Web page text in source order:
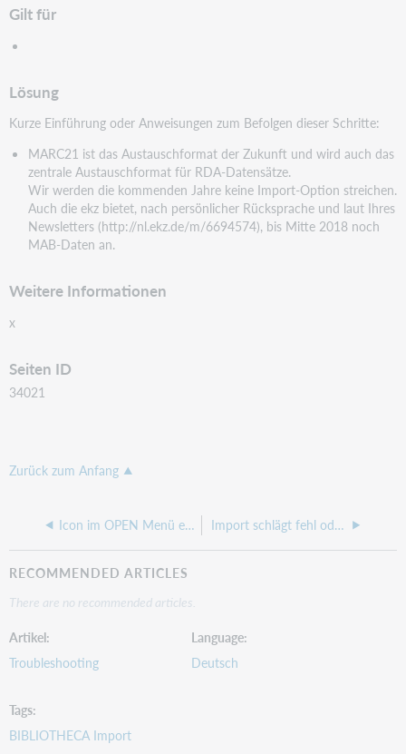
Gilt für
Lösung
Kurze Einführung oder Anweisungen zum Befolgen dieser Schritte:
MARC21 ist das Austauschformat der Zukunft und wird auch das
zentrale Austauschformat für RDA-Datensätze.
Wir werden die kommenden Jahre keine Import-Option streichen.
Auch die ekz bietet, nach persönlicher Rücksprache und laut Ihres
Newsletters (http://nl.ekz.de/m/6694574), bis Mitte 2018 noch
MAB-Daten an.
Weitere Informationen
x
Seiten ID
34021
Zurück zum Anfang
Icon im OPEN Menü einrichten (kleine Bildsymbole vor dem Menüpunkt) Import schlägt fehl oder es werden nicht alle Mediensätze übernommen
RECOMMENDED ARTICLES
There are no recommended articles.
Artikel
Troubleshooting
Language
Deutsch
Tags
BIBLIOTHECA Import